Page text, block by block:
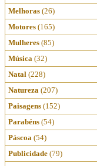
Melhoras (26)
Motores (165)
Mulheres (85)
Música (32)
Natal (228)
Natureza (207)
Paisagens (152)
Parabéns (54)
Páscoa (54)
Publicidade (79)